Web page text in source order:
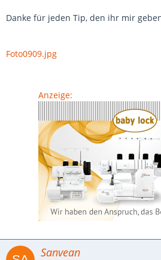
Danke für jeden Tip, den ihr mir
Foto0909.jpg
Anzeige:
Sanvean